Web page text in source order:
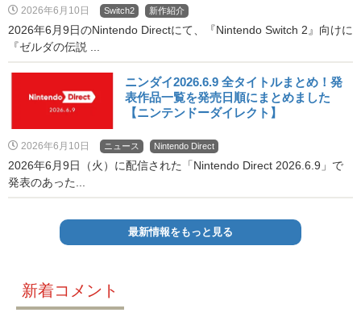
2026年6月10日 Switch2 新作紹介
2026年6月9日のNintendo Directにて、『Nintendo Switch 2』向けに
『ゼルダの伝説 ...
ニンダイ2026.6.9 全タイトルまとめ！発
表作品一覧を発売日順にまとめました
【ニンテンドーダイレクト】
2026年6月10日 ニュース Nintendo Direct
2026年6月9日（火）に配信された「Nintendo Direct 2026.6.9」で
発表のあった...
最新情報をもっと見る
新着コメント